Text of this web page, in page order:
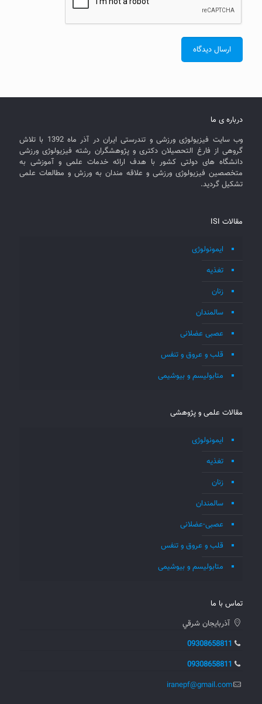
درباره ی ما
وب سایت فیزیولوژی ورزشی و تندرستی ایران در آذر ماه 1392 با تلاش
گروهی از فارغ التحصیلان دکتری و پژوهشگران رشته فیزیولوژی ورزشی
دانشگاه های دولتی کشور با هدف ارائه خدمات علمی و آموزشی به
متخصصین فیزیولوژی ورزشی و علاقه مندان به ورزش و مطالعات علمی
تشکیل گردید.
مقالات ISI
ایمونولوژی
تغذیه
زنان
سالمندان
عصبی عضلانی
قلب و عروق و تنفس
متابولیسم و بیوشیمی
مقالات علمی و پژوهشی
ایمونولوژی
تغذیه
زنان
سالمندان
عصبی-عضلانی
قلب و عروق و تنفس
متابولیسم و بیوشیمی
تماس با ما
آذربايجان شرقي
09308658811
09308658811
iranepf@gmail.com